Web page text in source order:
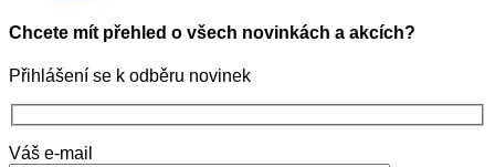
Chcete mít přehled o všech novinkách a akcích?
Přihlášení se k odběru novinek
Váš e-mail